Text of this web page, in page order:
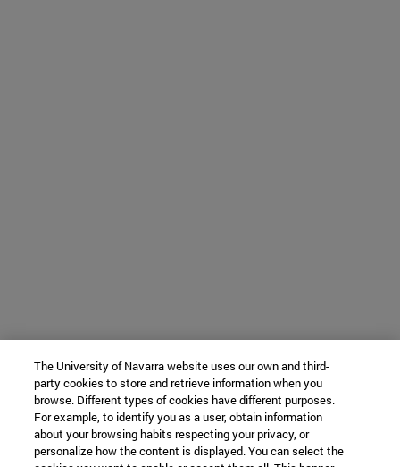
The University of Navarra website uses our own and third-
party cookies to store and retrieve information when you
browse. Different types of cookies have different purposes.
For example, to identify you as a user, obtain information
about your browsing habits respecting your privacy, or
personalize how the content is displayed. You can select the